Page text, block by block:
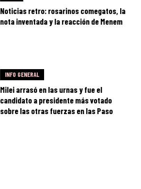
Noticias retro: rosarinos comegatos, la
nota inventada y la reacción de Menem
INFO GENERAL
Milei arrasó en las urnas y fue el
candidato a presidente más votado
sobre las otras fuerzas en las Paso